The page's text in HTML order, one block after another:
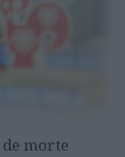
morte